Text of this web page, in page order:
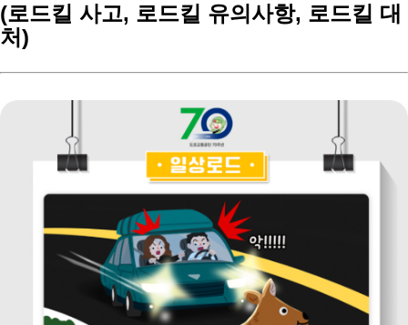
(로드킬 사고, 로드킬 유의사항, 로드킬 대
처)